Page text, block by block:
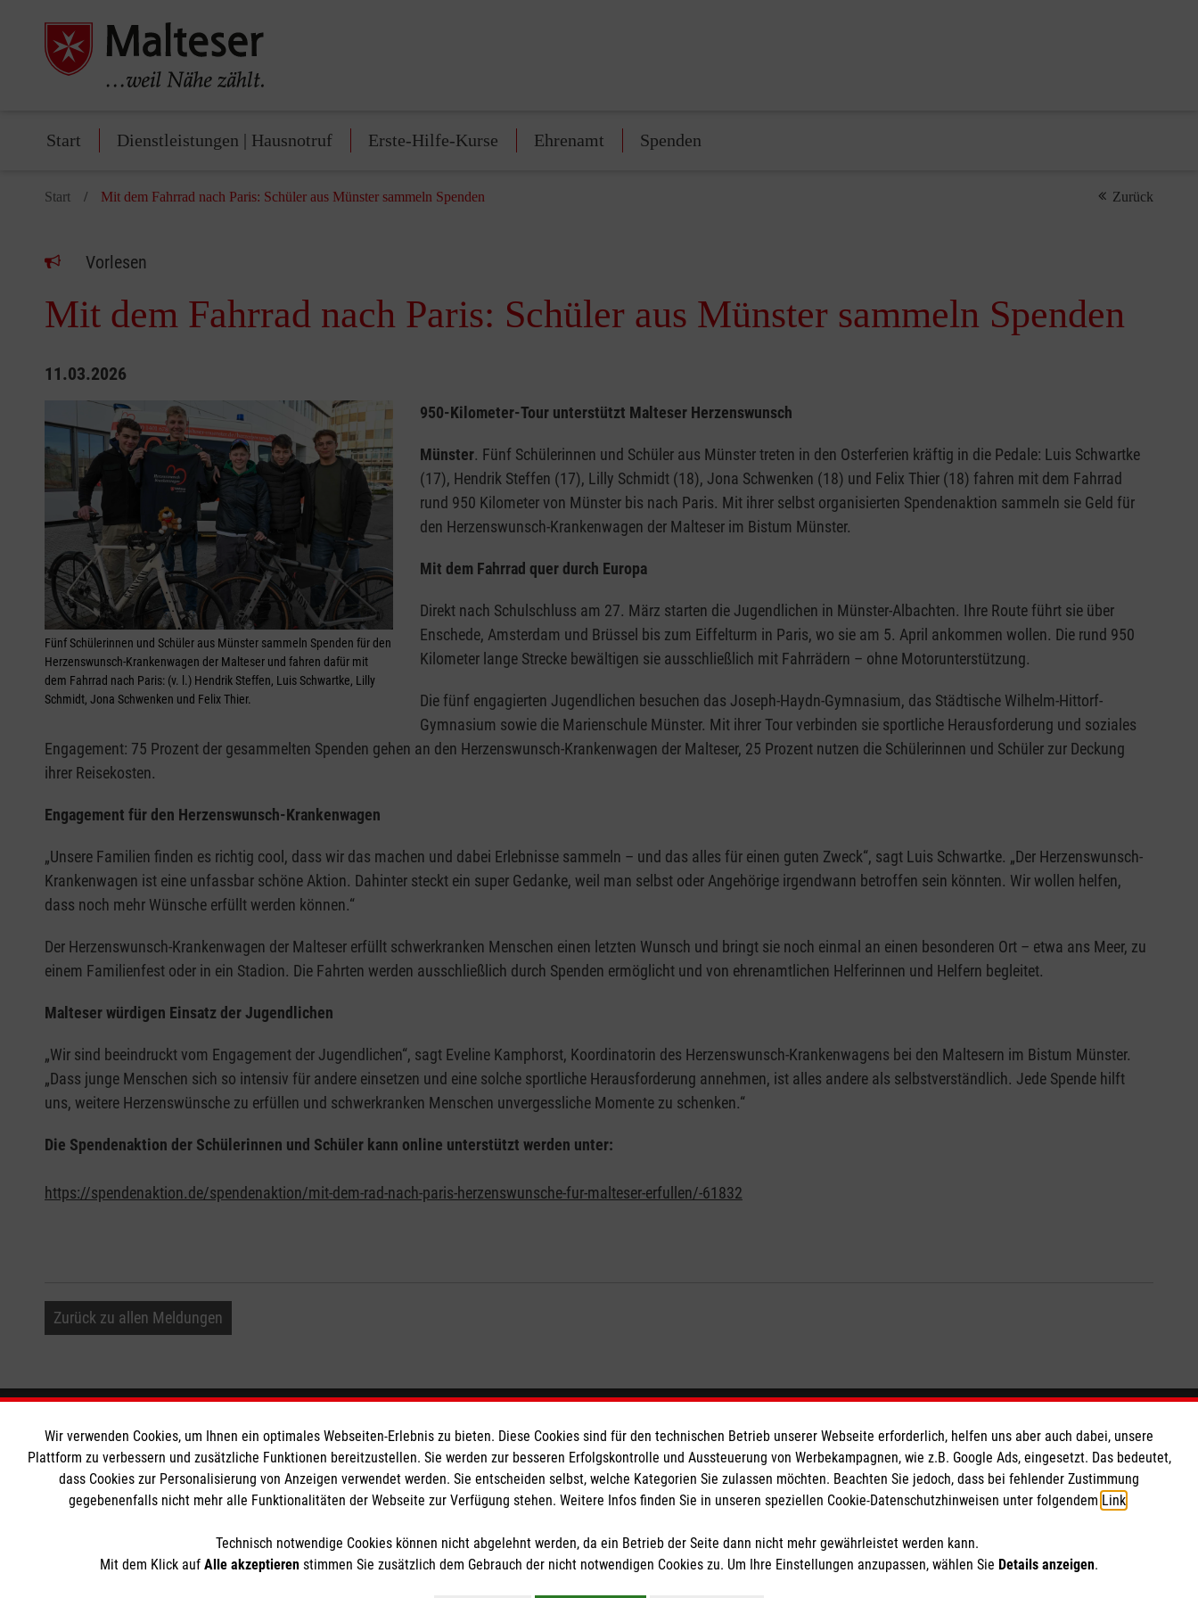
Start Dienstleistungen | Hausnotruf Erste-Hilfe-Kurse Ehrenamt Spenden
Start Mit dem Fahrrad nach Paris: Schüler aus Münster sammeln Spenden Zurück
Vorlesen
Mit dem Fahrrad nach Paris: Schüler aus Münster sammeln Spenden
11.03.2026
Fünf Schülerinnen und Schüler aus Münster sammeln Spenden für den
Herzenswunsch-Krankenwagen der Malteser und fahren dafür mit
dem Fahrrad nach Paris: (v. l.) Hendrik Steffen, Luis Schwartke, Lilly
Schmidt, Jona Schwenken und Felix Thier.
950-Kilometer-Tour unterstützt Malteser Herzenswunsch
Münster. Fünf Schülerinnen und Schüler aus Münster treten in den Osterferien kräftig in die Pedale: Luis Schwartke
(17), Hendrik Steffen (17), Lilly Schmidt (18), Jona Schwenken (18) und Felix Thier (18) fahren mit dem Fahrrad
rund 950 Kilometer von Münster bis nach Paris. Mit ihrer selbst organisierten Spendenaktion sammeln sie Geld für
den Herzenswunsch-Krankenwagen der Malteser im Bistum Münster.
Mit dem Fahrrad quer durch Europa
Direkt nach Schulschluss am 27. März starten die Jugendlichen in Münster-Albachten. Ihre Route führt sie über
Enschede, Amsterdam und Brüssel bis zum Eiffelturm in Paris, wo sie am 5. April ankommen wollen. Die rund 950
Kilometer lange Strecke bewältigen sie ausschließlich mit Fahrrädern – ohne Motorunterstützung.
Die fünf engagierten Jugendlichen besuchen das Joseph-Haydn-Gymnasium, das Städtische Wilhelm-Hittorf-
Gymnasium sowie die Marienschule Münster. Mit ihrer Tour verbinden sie sportliche Herausforderung und soziales
Engagement: 75 Prozent der gesammelten Spenden gehen an den Herzenswunsch-Krankenwagen der Malteser, 25 Prozent nutzen die Schülerinnen und Schüler zur Deckung
ihrer Reisekosten.
Engagement für den Herzenswunsch-Krankenwagen
„Unsere Familien finden es richtig cool, dass wir das machen und dabei Erlebnisse sammeln – und das alles für einen guten Zweck“, sagt Luis Schwartke. „Der Herzenswunsch-
Krankenwagen ist eine unfassbar schöne Aktion. Dahinter steckt ein super Gedanke, weil man selbst oder Angehörige irgendwann betroffen sein könnten. Wir wollen helfen,
dass noch mehr Wünsche erfüllt werden können.“
Der Herzenswunsch-Krankenwagen der Malteser erfüllt schwerkranken Menschen einen letzten Wunsch und bringt sie noch einmal an einen besonderen Ort – etwa ans Meer, zu
einem Familienfest oder in ein Stadion. Die Fahrten werden ausschließlich durch Spenden ermöglicht und von ehrenamtlichen Helferinnen und Helfern begleitet.
Malteser würdigen Einsatz der Jugendlichen
„Wir sind beeindruckt vom Engagement der Jugendlichen“, sagt Eveline Kamphorst, Koordinatorin des Herzenswunsch-Krankenwagens bei den Maltesern im Bistum Münster.
„Dass junge Menschen sich so intensiv für andere einsetzen und eine solche sportliche Herausforderung annehmen, ist alles andere als selbstverständlich. Jede Spende hilft
uns, weitere Herzenswünsche zu erfüllen und schwerkranken Menschen unvergessliche Momente zu schenken.“
Die Spendenaktion der Schülerinnen und Schüler kann online unterstützt werden unter:
https://spendenaktion.de/spendenaktion/mit-dem-rad-nach-paris-herzenswunsche-fur-malteser-erfullen/-61832
Zurück zu allen Meldungen
Informationen
Impressum
Datenschutz
Die Malteser
Malteser in Deutschland
Malteserorden
Spendenkonto
Empfänger: Malteser Hilfsdienst e.V.
Bank: Pax-Bank für Kirche und Caritas eG
BIC: GENODED1 PA7
So finden Sie uns
Spyckstraße 50-52
47533 Kleve
info.kleve@malteser.org
Wir verwenden Cookies, um Ihnen ein optimales Webseiten-Erlebnis zu bieten. Diese Cookies sind für den technischen Betrieb unserer Webseite erforderlich, helfen uns aber auch dabei, unsere
Plattform zu verbessern und zusätzliche Funktionen bereitzustellen. Sie werden zur besseren Erfolgskontrolle und Aussteuerung von Werbekampagnen, wie z.B. Google Ads, eingesetzt. Das bedeutet,
dass Cookies zur Personalisierung von Anzeigen verwendet werden. Sie entscheiden selbst, welche Kategorien Sie zulassen möchten. Beachten Sie jedoch, dass bei fehlender Zustimmung
gegebenenfalls nicht mehr alle Funktionalitäten der Webseite zur Verfügung stehen. Weitere Infos finden Sie in unseren speziellen Cookie-Datenschutzhinweisen unter folgendem Link
Technisch notwendige Cookies können nicht abgelehnt werden, da ein Betrieb der Seite dann nicht mehr gewährleistet werden kann.
Mit dem Klick auf Alle akzeptieren stimmen Sie zusätzlich dem Gebrauch der nicht notwendigen Cookies zu. Um Ihre Einstellungen anzupassen, wählen Sie Details anzeigen.